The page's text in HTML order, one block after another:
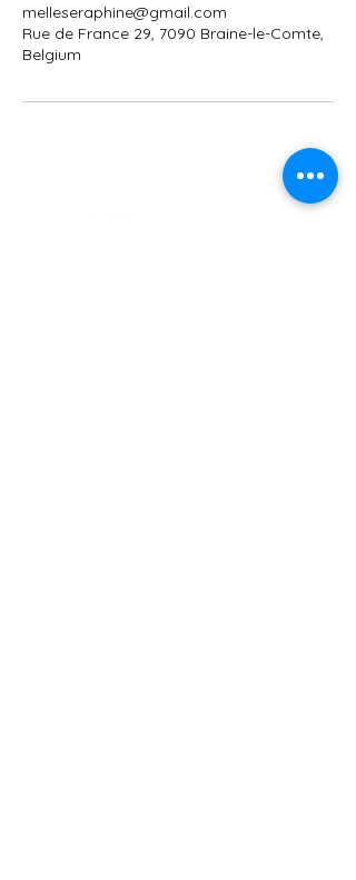
melleseraphine@gmail.com
Rue de France 29, 7090 Braine-le-Comte,
Belgium